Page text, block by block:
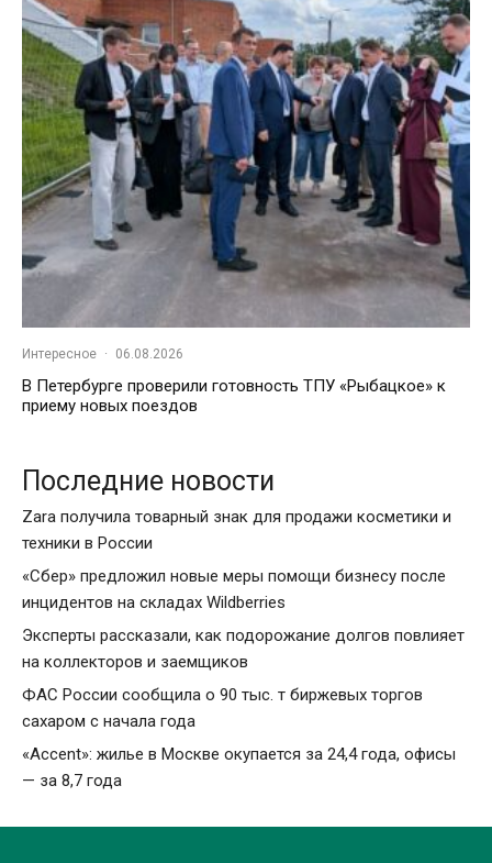
Интересное · 06.08.2026
В Петербурге проверили готовность ТПУ «Рыбацкое» к
приему новых поездов
Последние новости
Zara получила товарный знак для продажи косметики и
техники в России
«Сбер» предложил новые меры помощи бизнесу после
инцидентов на складах Wildberries
Эксперты рассказали, как подорожание долгов повлияет
на коллекторов и заемщиков
ФАС России сообщила о 90 тыс. т биржевых торгов
сахаром с начала года
«Accent»: жилье в Москве окупается за 24,4 года, офисы
— за 8,7 года